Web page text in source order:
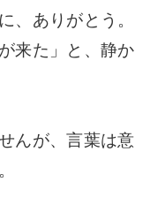
、ありがとう。
来た」と、静か
んが、言葉は意